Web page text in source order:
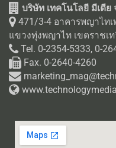
บริษัท เทคโนโลยี มีเดีย
471/3-4 อาคารพญาไทเ
แขวงทุ่งพญาไท เขตราชเ
Tel. 0-2354-5333, 0-
Fax. 0-2640-4260